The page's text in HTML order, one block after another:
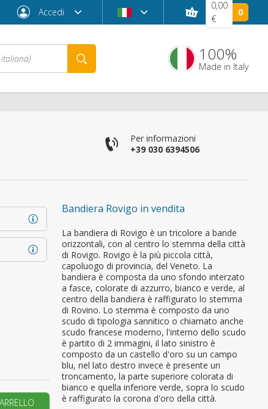
Accedi
ordine?
UN NUOVO ACCOUNT
0,00
€
0
100%
Made in Italy
Per informazioni
+39 030 6394506
Bandiera Rovigo in vendita
La bandiera di Rovigo è un tricolore a bande
orizzontali, con al centro lo stemma della città
di Rovigo. Rovigo è la più piccola città,
capoluogo di provincia, del Veneto. La
bandiera è composta da uno sfondo interzato
a fasce, colorate di azzurro, bianco e verde, al
centro della bandiera è raffigurato lo stemma
di Rovino. Lo stemma è composto da uno
scudo di tipologia sannitico o chiamato anche
scudo francese moderno, l'interno dello scudo
è partito di 2 immagini, il lato sinistro è
composto da un castello d'oro su un campo
blu, nel lato destro invece è presente un
troncamento, la parte superiore colorata di
bianco e quella inferiore verde, sopra lo scudo
è raffigurato la corona d'oro della città.